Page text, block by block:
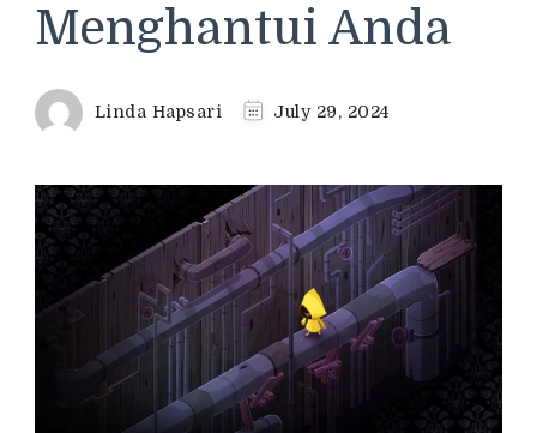
Menghantui Anda
Linda Hapsari July 29, 2024